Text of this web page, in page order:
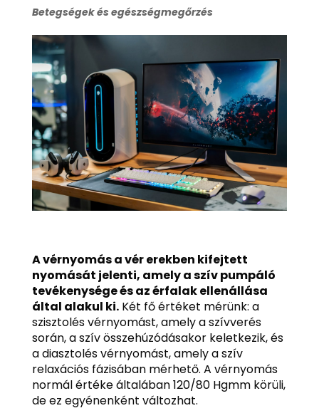
Betegségek és egészségmegőrzés
A vérnyomás a vér erekben kifejtett
nyomását jelenti, amely a szív pumpáló
tevékenysége és az érfalak ellenállása
által alakul ki.Két fő értéket mérünk: a
szisztolés vérnyomást, amely a szívverés
során, a szív összehúzódásakor keletkezik, és
a diasztolés vérnyomást, amely a szív
relaxációs fázisában mérhető. A vérnyomás
normál értéke általában 120/80 Hgmm körüli,
de ez egyénenként változhat.